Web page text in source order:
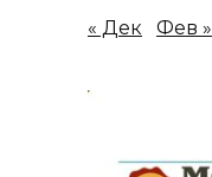
« Дек Фев »